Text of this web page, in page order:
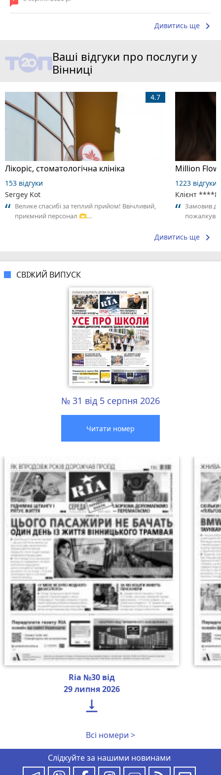
Дивитись ще keyboard_arrow_right
Ваші відгуки про послуги у
Вінниці
Лікоріс, стоматологічна клініка
4.7
153 відгуки
Sergey Kot
Велике спасибі за теплий прийом! Ввічливий,
приємний персонал 🫶…
Million
1223 відгуки
Клієнт
Замовив
Дивитись ще keyboard_arrow_right
СВІЖИЙ ВИПУСК
№ 31 від 5 серпня 2026
Читати номер
Ria №30 від
29 липня 2026

Всі номери >
Слідкуйте за нашими новинами